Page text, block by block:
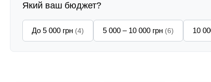
Який ваш бюджет?
До 5 000 грн (4) 5 000 – 10 000 грн (6) 10